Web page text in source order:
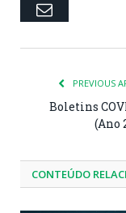
Email
PREVIOUS
Boletins
(Ano
CONTEÚDO